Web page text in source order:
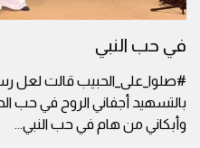
في حب النبي
#صلوا_على_الحبيب قالت لعل
بالتسهيد أجفاني الروح في حب
وأبكاني من هام في حب النبي...